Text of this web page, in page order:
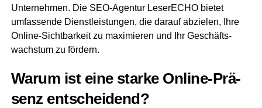
Unter­neh­men. Die SEO-Agen­tur Lese­r­ECHO bie­tet
umfas­sen­de Dienst­leis­tun­gen, die dar­auf abzie­len, Ihre
Online-Sicht­bar­keit zu maxi­mie­ren und Ihr Geschäfts­
wachs­tum zu fördern.
War­um ist eine star­ke Online-Prä­
senz entscheidend?